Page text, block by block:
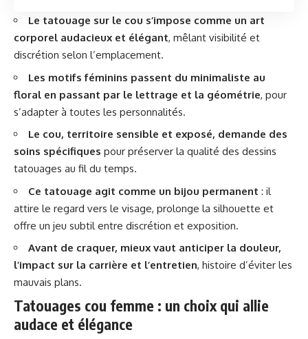
Le tatouage sur le cou s’impose comme un art
corporel audacieux et élégant, mêlant visibilité et
discrétion selon l’emplacement.
Les motifs féminins passent du minimaliste au
floral en passant par le lettrage et la géométrie, pour
s’adapter à toutes les personnalités.
Le cou, territoire sensible et exposé, demande des
soins spécifiques pour préserver la qualité des dessins
tatouages au fil du temps.
Ce tatouage agit comme un bijou permanent : il
attire le regard vers le visage, prolonge la silhouette et
offre un jeu subtil entre discrétion et exposition.
Avant de craquer, mieux vaut anticiper la douleur,
l’impact sur la carrière et l’entretien, histoire d’éviter les
mauvais plans.
Tatouages cou femme : un choix qui allie
audace et élégance